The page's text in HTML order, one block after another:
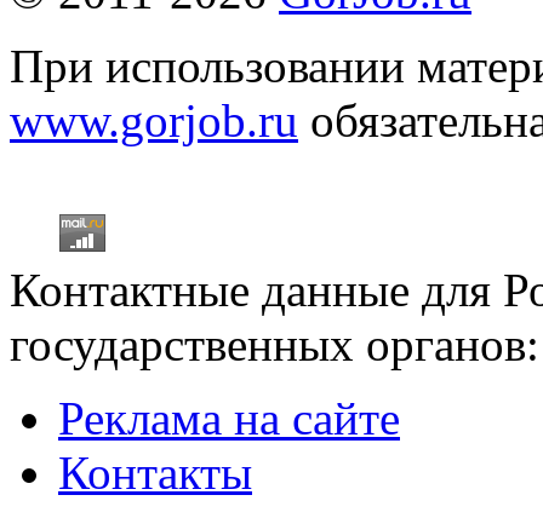
При использовании
www.gorjob.ru
Контактные данные для
государственных
Реклама на сайте
Контакты